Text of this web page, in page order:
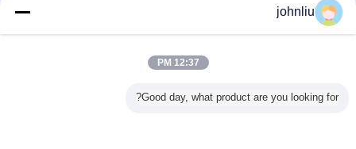
أكثرالقوالب الخشبية المزخرفة
johnliu
12:37 PM
Good day, what product are you looking for?